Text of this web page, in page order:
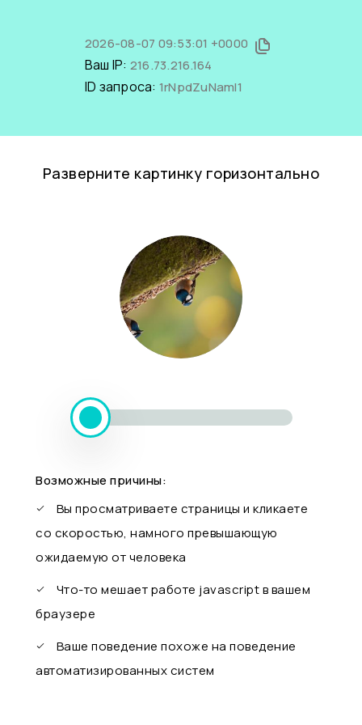
2026-08-07 09:53:01 +0000
Ваш IP: 216.73.216.164
ID запроса: 1rNpdZuNamI1
Разверните картинку горизонтально
Возможные причины:
Вы просматриваете страницы и кликаете
со скоростью, намного превышающую
ожидаемую от человека
Что-то мешает работе javascript в вашем
браузере
Ваше поведение похоже на поведение
автоматизированных систем